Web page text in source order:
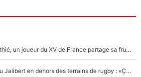
Mis de côté par Fabien Galthié, un joueur du XV de France partage sa frustration : «ils ne me l’ont pas dit tout de suite»
La raison d'être de Matthieu Jalibert en dehors des terrains de rugby : «Ça m'atteint autant que si tu touches à un membre de ma famille»